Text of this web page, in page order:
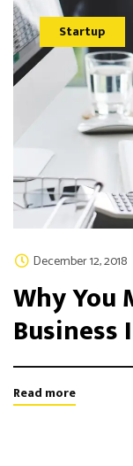
Startup
December 12, 2018
Why You
Read more